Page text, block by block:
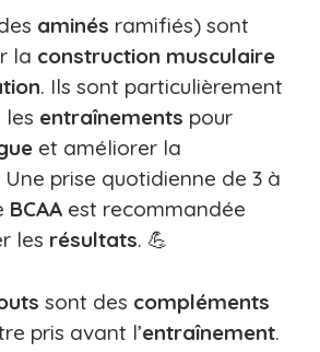
aminés ramifiés) sont
la construction musculaire
. Ils sont particulièrement
les entraînements pour
et améliorer la
Une prise quotidienne de 3 à
BCAA est recommandée
les résultats. 💪
sont des compléments
pris avant l’entraînement.